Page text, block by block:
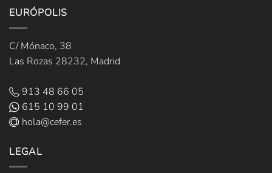
EURÓPOLIS
C/ Mónaco, 38
Las Rozas 28232, Madrid
913 48 66 05
615 10 99 01
hola@cefer.es
LEGAL